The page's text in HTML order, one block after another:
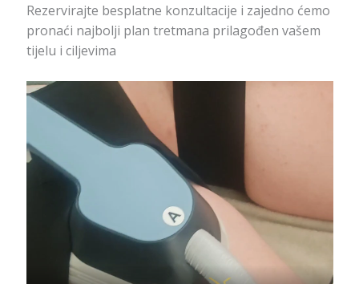
Rezervirajte besplatne konzultacije i zajedno ćemo
pronaći najbolji plan tretmana prilagođen vašem
tijelu i ciljevima